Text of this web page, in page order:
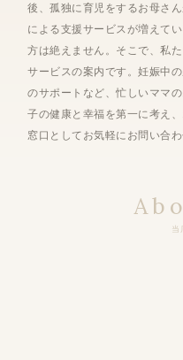
後、孤独に育児をするお母さ
による支援サービスが増えて
方は絶えません。そこで、私
サービスの案内です。妊娠中
のサポートなど、忙しいママ
子の健康と幸福を第一に考え
窓口としてお気軽にお問い合わ
当